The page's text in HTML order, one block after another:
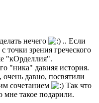
нечего
.. Если
точки зрения греческого
"кОрделлия".
"ника" давняя история.
очень давно, посвятили
сочетанием
Так что
мне такое подарили.